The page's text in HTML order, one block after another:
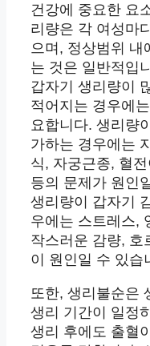
건강에 중요한 요
리량은 각 여성마
으며, 정상범위 내
는 것은 일반적입
갑자기 생리량이
적어지는 경우에
요합니다. 생리량
가하는 경우에는
식, 자궁근종, 혈
등의 문제가 원인
생리량이 갑자기
우에는 스트레스,
작스러운 감량, 호
이 원인일 수 있습
또한, 생리불순은
생리 기간이 일정
생리 후에도 출혈